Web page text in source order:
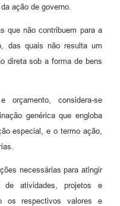
ação de governo.
que não contribuem para a
das quais não resulta um
direta sob a forma de bens
considera-se
genérica que engloba
especial, e o termo ação,
necessárias para atingir
atividades, projetos e
os respectivos valores e